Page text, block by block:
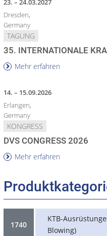
23. – 24.03.2027
Dresden,
Germany
TAGUNG
35. INTERNATIONALE
Mehr erfahren
14. – 15.09.2026
Erlangen,
Germany
KONGRESS
DVS CONGRESS 2026
Mehr erfahren
1740
KTB-
Blowing)